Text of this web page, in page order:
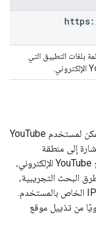
https:
بلغات التطبيق التي
مساحة جغرافية يمكن لمستخدم YouTube
إلى منطقة
المحتوى على أنّها لغة المحتوى. بالنسبة إلى موقع YouTube الإلكتروني،
البحث التجريبية،
مثل نطاق YouTube أو الموقع الجغرافي لعنوان IP الخاص بالمستخدم.
من تذييل موقع